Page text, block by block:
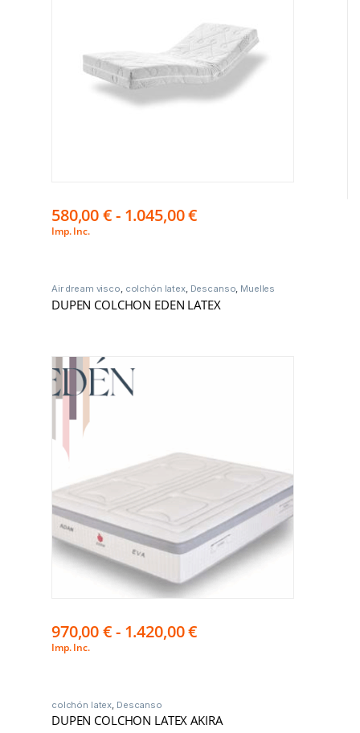
580,00€- 1.045,00€
Imp. Inc.
Air dream visco, colchón latex, Descanso, Muelles
DUPEN COLCHON EDEN LATEX
970,00€- 1.420,00€
Imp. Inc.
colchón latex Descanso
DUPEN COLCHON LATEX AKIRA